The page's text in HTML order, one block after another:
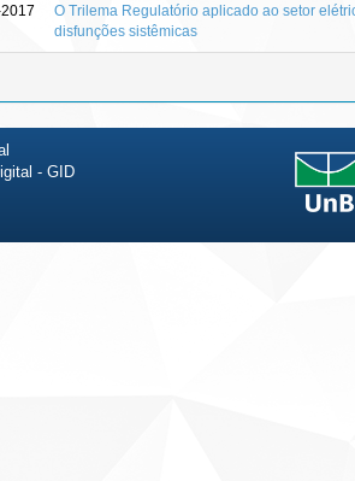
O Trilema Regulatório aplicado ao setor
disfunções sistêmicas
- GID